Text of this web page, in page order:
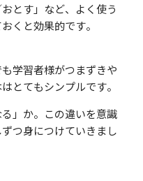
とす」など、よく使う
くと効果的です。
学習者様がつまずきや
とてもシンプルです。
」か。この違いを意識
つ身につけていきまし